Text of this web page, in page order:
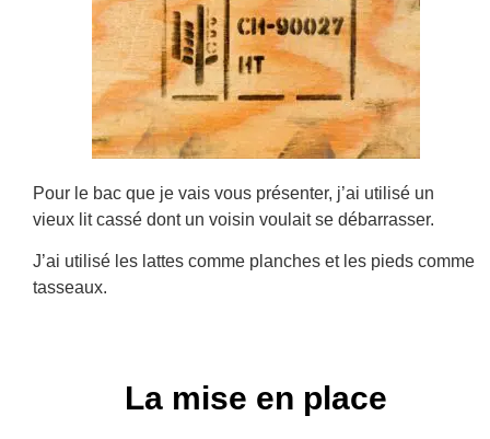
Pour le bac que je vais vous présenter, j’ai utilisé un
vieux lit cassé dont un voisin voulait se débarrasser.
J’ai utilisé les lattes comme planches et les pieds comme
tasseaux.
La mise en place